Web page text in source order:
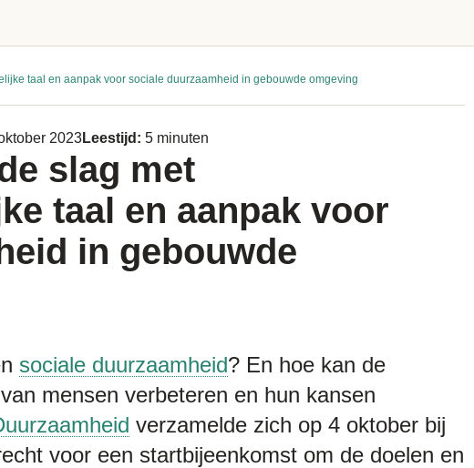
taal en aanpak voor sociale duurzaamheid in gebouwde omgeving
2023Leestijd: 5 minuten
slag met
taal en aanpak voor
in gebouwde
sociale duurzaamheid? En hoe kan de
mensen verbeteren en hun kansen
verzamelde zich op 4 oktober bij
voor een startbijeenkomst om de doelen en